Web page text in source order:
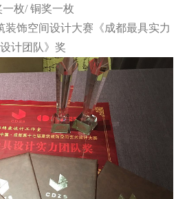
一枚/ 铜奖一枚
装饰空间设计大赛《成都最具实力
设计团队》奖